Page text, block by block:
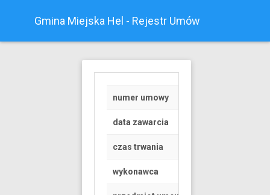
Gmina Miejska Hel - Rejestr Umów
numer umowy
data zawarcia
czas trwania
wykonawca